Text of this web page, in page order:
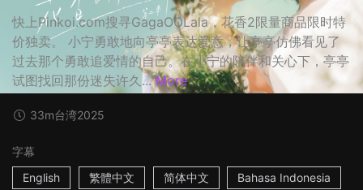
快上Pinkoi.com搜寻GagaOOLala，花香2限量商品限时特
价独卖。 小宁勇敢地向亭亭表达爱意，让亭亭仿佛看见了
过去那个勇敢追爱情的自己。在小宁的陪伴和关心下，亭亭
试图找回那份迷失许久... More
33m台湾2025
字幕
English
繁體中文 简体中文 Bahasa Indonesia